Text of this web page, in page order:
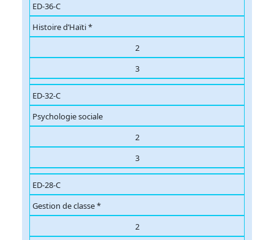
ED-36-C
Histoire d’Haïti *
2
3
ED-32-C
Psychologie sociale
2
3
ED-28-C
Gestion de classe *
2